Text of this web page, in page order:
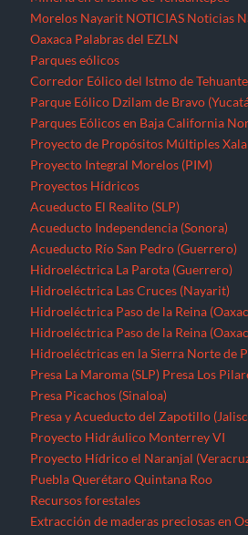
Morelos Nayarit NOTICIAS Noticias
Oaxaca Palabras del EZLN
Parques eólicos
Corredor Eólico del Istmo de
Parque Eólico Dzilam de Bravo
Parques Eólicos en Baja California
Proyecto de Propósitos Múltiples
Proyecto Integral Morelos (PIM)
Proyectos Hídricos
Acueducto El Realito (SLP)
Acueducto Independencia (Sonora)
Acueducto Río San Pedro (Guerrero)
Hidroeléctrica La Parota (Guerrero)
Hidroeléctrica Las Cruces (Nayarit)
Hidroeléctrica Paso de la Reina
Hidroeléctrica Paso de la Reina
Hidroeléctricas en la Sierra Norte de
Presa La Maroma (SLP) Presa Los
Presa Picachos (Sinaloa)
Presa y Acueducto del Zapotillo
Proyecto Hidráulico Monterrey VI
Proyecto Hídrico el Naranjal
Puebla Querétaro Quintana Roo
Recursos forestales
Extracción de maderas preciosas en